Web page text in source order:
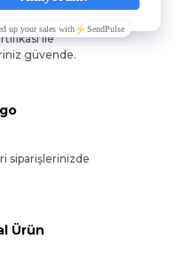
ile
güvende.
siparişlerinizde
Ürün